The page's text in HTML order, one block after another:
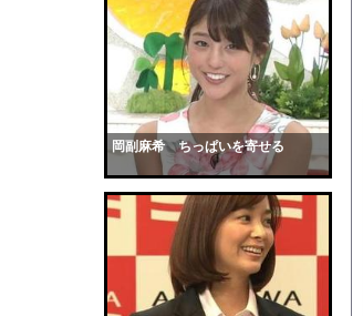
岡副麻希 ちっぱいを寄せる